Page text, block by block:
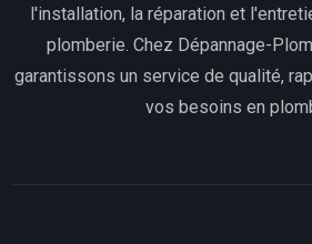
l'installation, la réparation et
plomberie. Chez Dépannage-
garantissons un service de qualité,
vos besoins en